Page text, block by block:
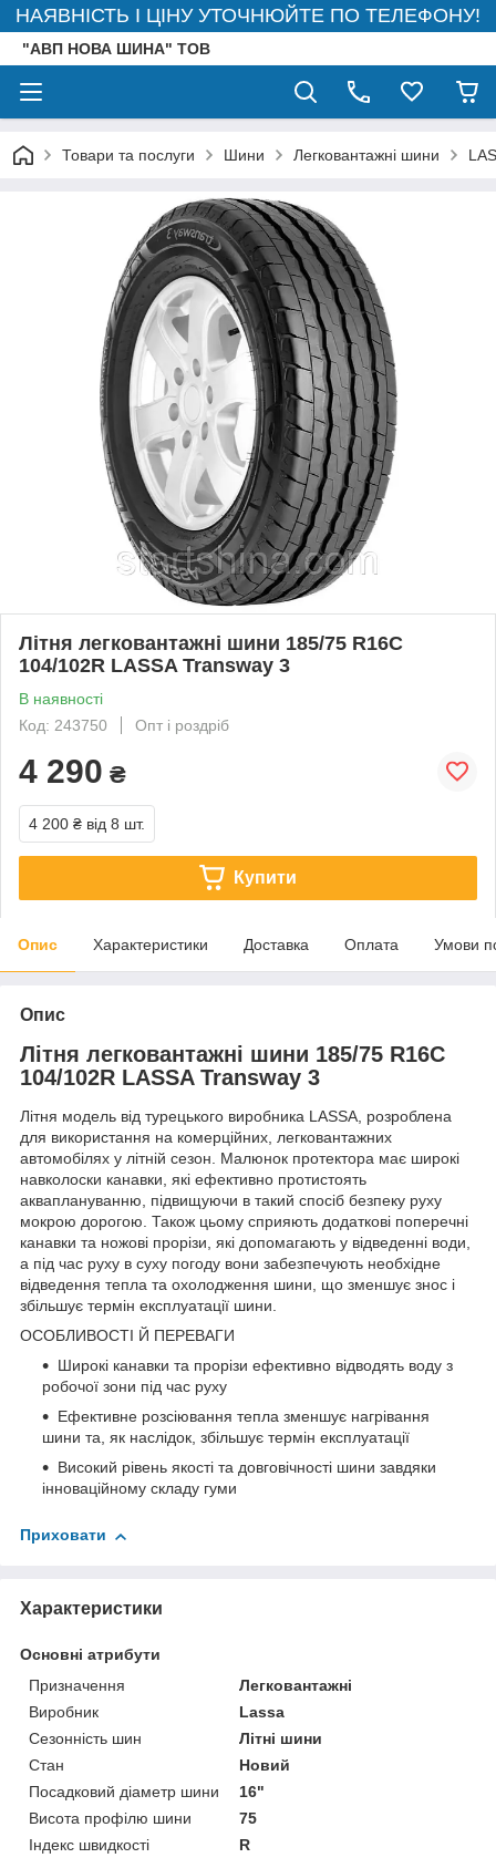
НАЯВНІСТЬ І ЦІНУ УТОЧНЮЙТЕ ПО ТЕЛЕФОНУ!
"АВП НОВА ШИНА" ТОВ
Товари та послуги Шини Легковантажні шини
Літня легковантажні шини 185/75 R16C
104/102R LASSA Transway 3
В наявності
Код: 243750
Опт і роздріб
4 290 ₴
4 200 ₴ від 8 шт.
Купити
Опис Характеристики Доставка Оплата Умови
Опис
Літня легковантажні шини 185/75 R16C
104/102R LASSA Transway 3
Літня модель від турецького виробника LASSA, розроблена
для використання на комерційних, легковантажних
автомобілях у літній сезон. Малюнок протектора має широкі
навколоски канавки, які ефективно протистоять
акваплануванню, підвищуючи в такий спосіб безпеку руху
мокрою дорогою. Також цьому сприяють додаткові поперечні
канавки та ножові прорізи, які допомагають у відведенні води,
а під час руху в суху погоду вони забезпечують необхідне
відведення тепла та охолодження шини, що зменшує знос і
збільшує термін експлуатації шини.
ОСОБЛИВОСТІ Й ПЕРЕВАГИ
Широкі канавки та прорізи ефективно відводять воду з
робочої зони під час руху
Ефективне розсіювання тепла зменшує нагрівання
шини та, як наслідок, збільшує термін експлуатації
Високий рівень якості та довговічності шини завдяки
інноваційному складу гуми
Приховати
Характеристики
Основні атрибути
Призначення
Легковантажні
Виробник
Lassa
Сезонність шин
Літні шини
Стан
Новий
Посадковий діаметр шини
16"
Висота профілю шини
75
Індекс швидкості
R